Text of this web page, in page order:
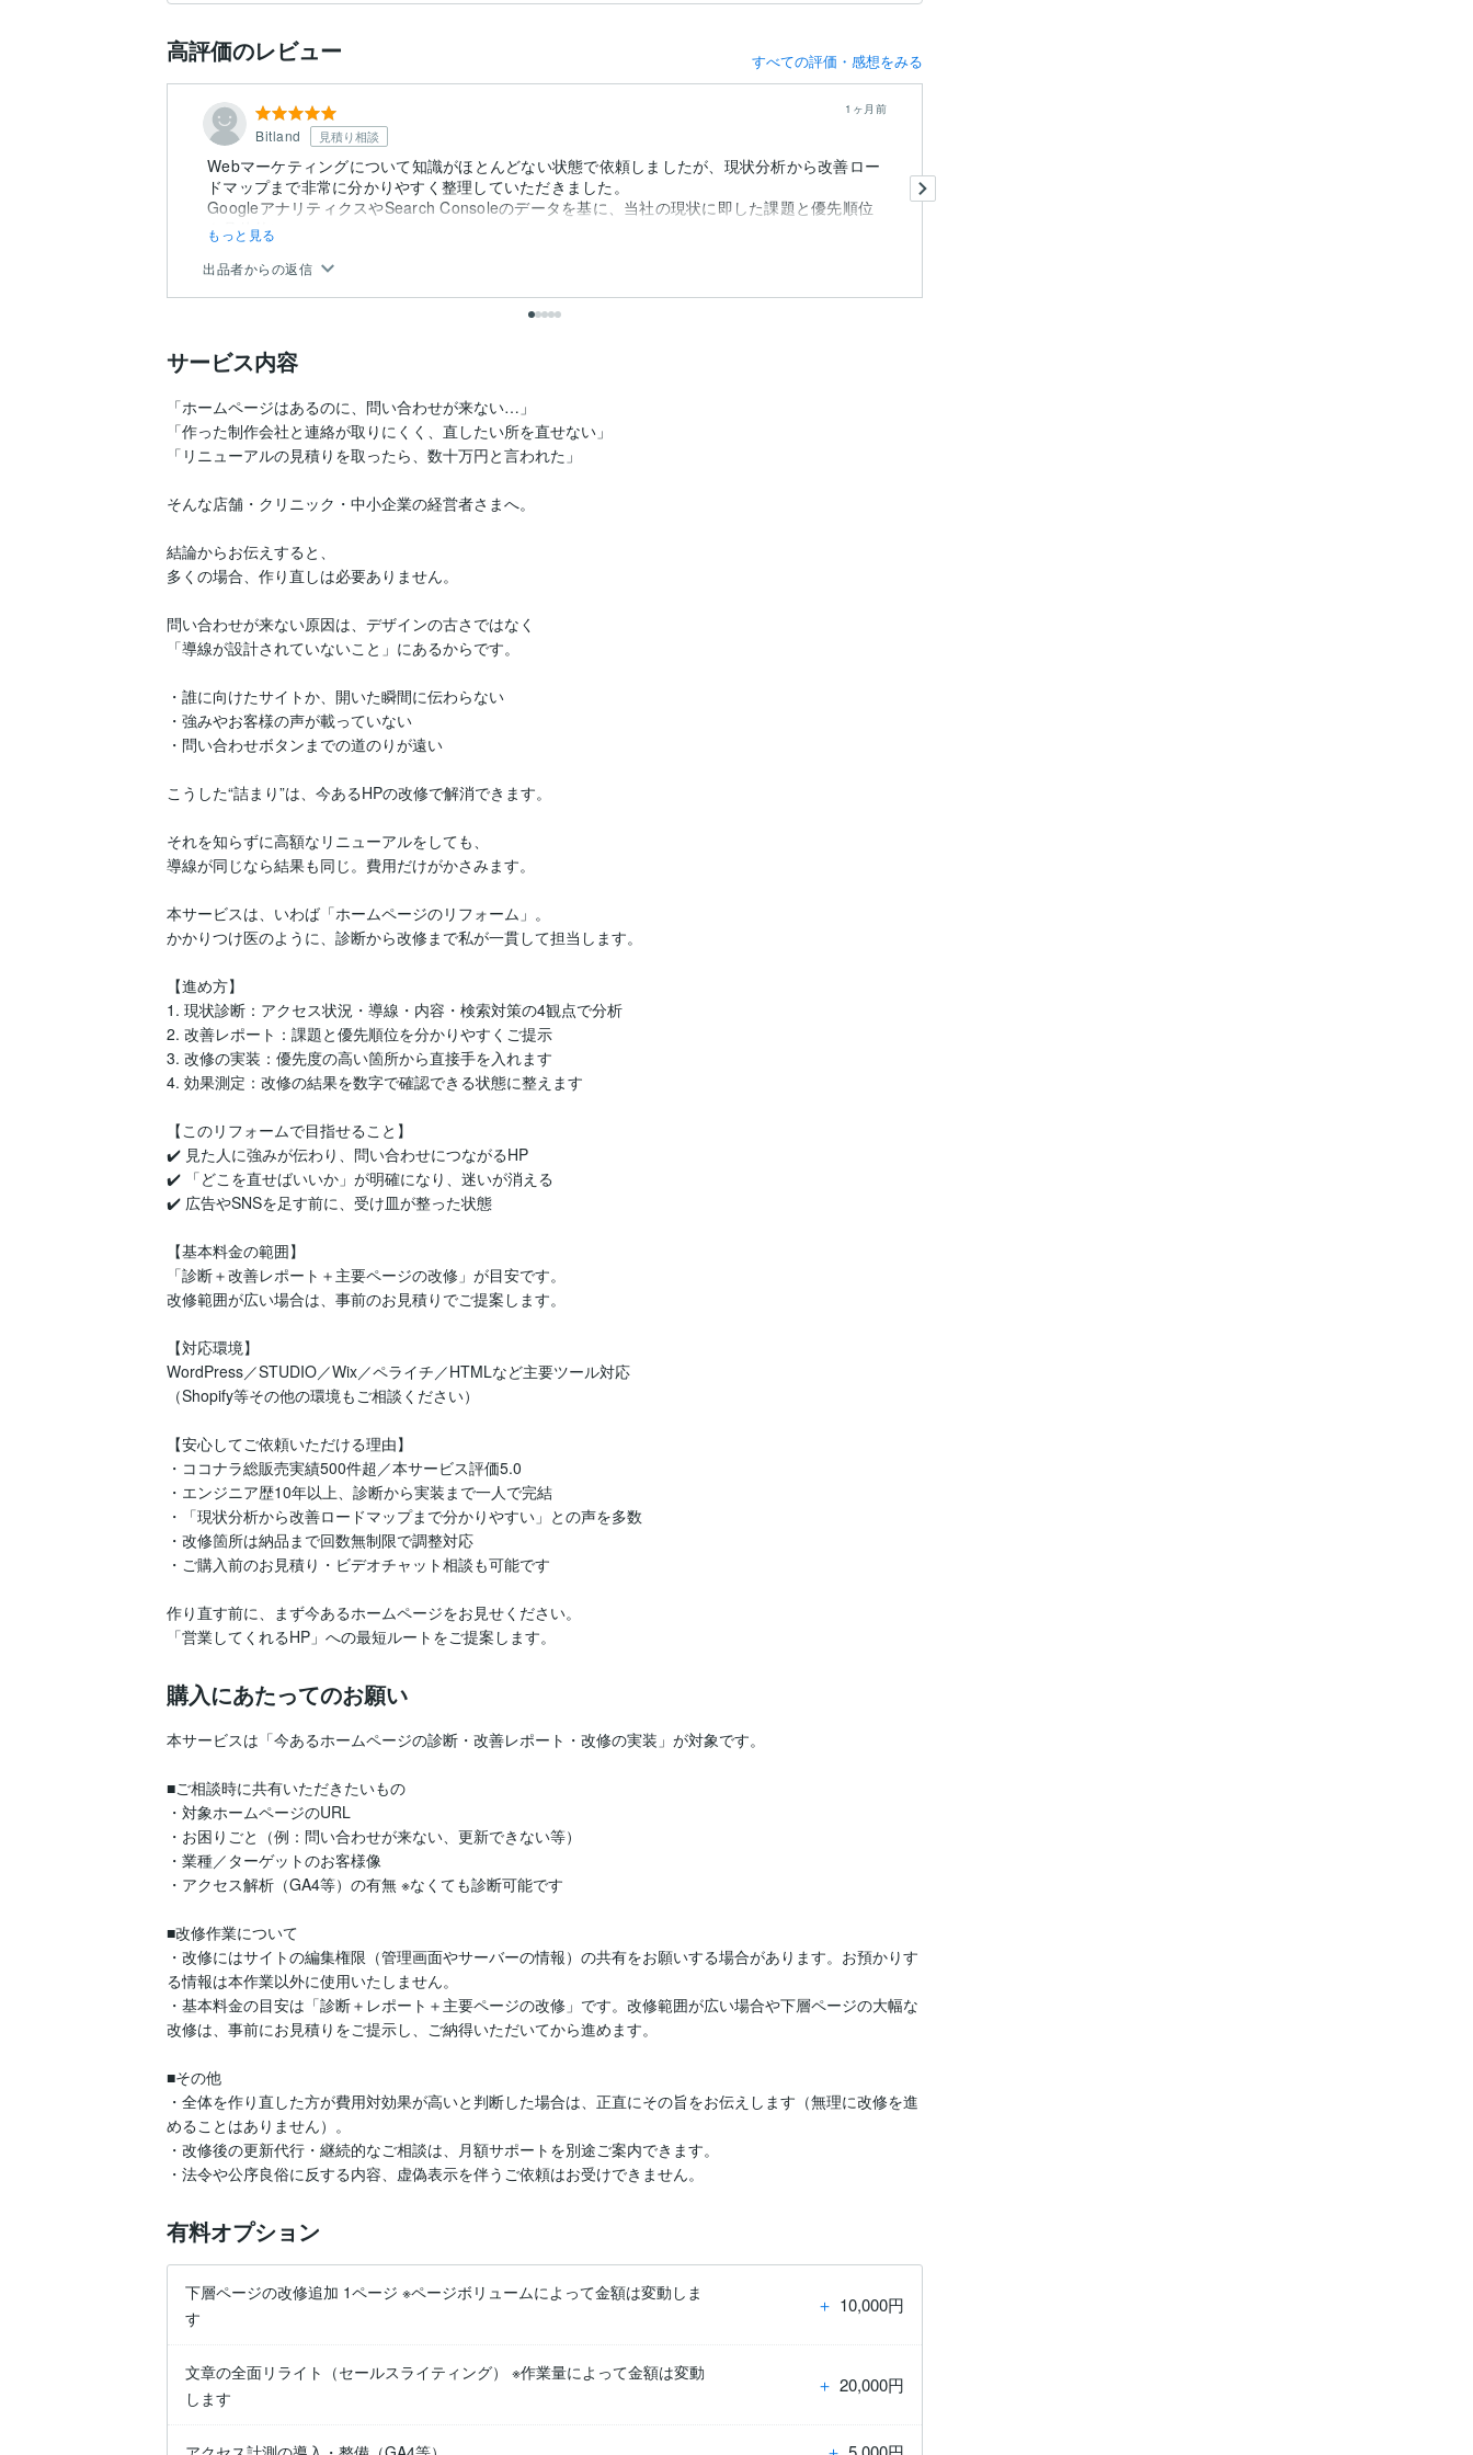
高評価のレビュー すべての評価・感想をみる
Bitland 見積り相談
1ヶ月前
Webマーケティングについて知識がほとんどない状態で依頼しましたが、現状分析から改善ロー
ドマップまで非常に分かりやすく整理していただきました。
GoogleアナリティクスやSearch Consoleのデータを基に、当社の現状に即した課題と優先順位
を具体的に...
もっと見る
出品者からの返信
サービス内容
「ホームページはあるのに、問い合わせが来ない…」
「作った制作会社と連絡が取りにくく、直したい所を直せない」
「リニューアルの見積りを取ったら、数十万円と言われた」
そんな店舗・クリニック・中小企業の経営者さまへ。
結論からお伝えすると、
多くの場合、作り直しは必要ありません。
問い合わせが来ない原因は、デザインの古さではなく
「導線が設計されていないこと」にあるからです。
・誰に向けたサイトか、開いた瞬間に伝わらない
・強みやお客様の声が載っていない
・問い合わせボタンまでの道のりが遠い
こうした“詰まり”は、今あるHPの改修で解消できます。
それを知らずに高額なリニューアルをしても、
導線が同じなら結果も同じ。費用だけがかさみます。
本サービスは、いわば「ホームページのリフォーム」。
かかりつけ医のように、診断から改修まで私が一貫して担当します。
【進め方】
1. 現状診断：アクセス状況・導線・内容・検索対策の4観点で分析
2. 改善レポート：課題と優先順位を分かりやすくご提示
3. 改修の実装：優先度の高い箇所から直接手を入れます
4. 効果測定：改修の結果を数字で確認できる状態に整えます
【このリフォームで目指せること】
✔️ 見た人に強みが伝わり、問い合わせにつながるHP
✔️ 「どこを直せばいいか」が明確になり、迷いが消える
✔️ 広告やSNSを足す前に、受け皿が整った状態
【基本料金の範囲】
「診断＋改善レポート＋主要ページの改修」が目安です。
改修範囲が広い場合は、事前のお見積りでご提案します。
【対応環境】
WordPress／STUDIO／Wix／ペライチ／HTMLなど主要ツール対応
（Shopify等その他の環境もご相談ください）
【安心してご依頼いただける理由】
・ココナラ総販売実績500件超／本サービス評価5.0
・エンジニア歴10年以上、診断から実装まで一人で完結
・「現状分析から改善ロードマップまで分かりやすい」との声を多数
・改修箇所は納品まで回数無制限で調整対応
・ご購入前のお見積り・ビデオチャット相談も可能です
作り直す前に、まず今あるホームページをお見せください。
「営業してくれるHP」への最短ルートをご提案します。
購入にあたってのお願い
本サービスは「今あるホームページの診断・改善レポート・改修の実装」が対象です。
■ご相談時に共有いただきたいもの
・対象ホームページのURL
・お困りごと（例：問い合わせが来ない、更新できない等）
・業種／ターゲットのお客様像
・アクセス解析（GA4等）の有無 ※なくても診断可能です
■改修作業について
・改修にはサイトの編集権限（管理画面やサーバーの情報）の共有をお願いする場合があります。お預かりす
る情報は本作業以外に使用いたしません。
・基本料金の目安は「診断＋レポート＋主要ページの改修」です。改修範囲が広い場合や下層ページの大幅な
改修は、事前にお見積りをご提示し、ご納得いただいてから進めます。
■その他
・全体を作り直した方が費用対効果が高いと判断した場合は、正直にその旨をお伝えします（無理に改修を進
めることはありません）。
・改修後の更新代行・継続的なご相談は、月額サポートを別途ご案内できます。
・法令や公序良俗に反する内容、虚偽表示を伴うご依頼はお受けできません。
有料オプション
下層ページの改修追加 1ページ ※ページボリュームによって金額は変動しま
す
＋ 10,000円
文章の全面リライト（セールスライティング） ※作業量によって金額は変動
します
＋ 20,000円